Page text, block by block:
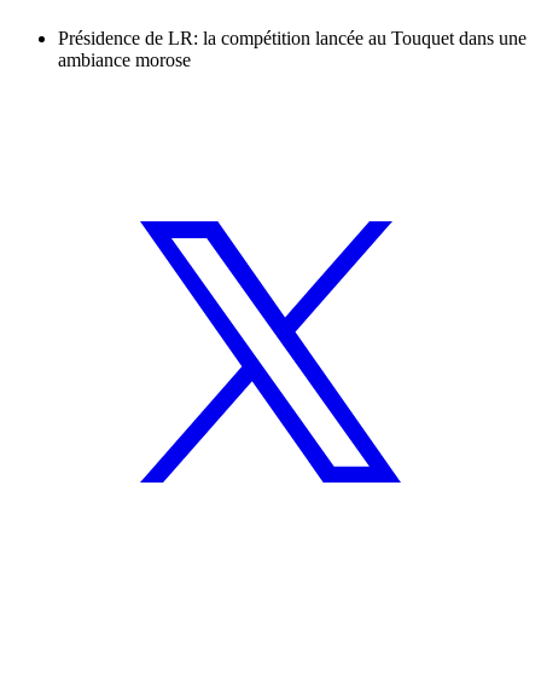
Présidence de LR: la compétition lancée au Touquet dans une
ambiance morose